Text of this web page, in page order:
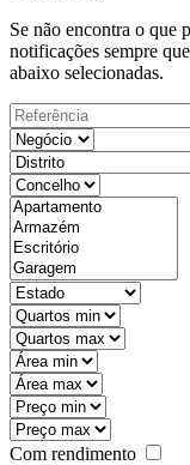
Se não encontra o que
notificações sempre
abaixo selecionadas.
Com rendimento